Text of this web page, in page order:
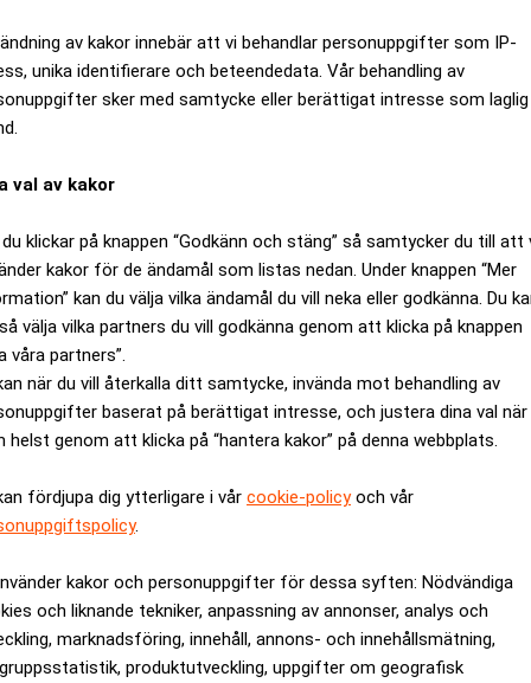
av kakor innebär att vi behandlar personuppgifter som IP-
unika identifierare och beteendedata. Vår behandling av
sker med samtycke eller berättigat intresse som laglig
val av kakor
klickar på knappen “Godkänn och stäng” så samtycker du till att
kakor för de ändamål som listas nedan. Under knappen “Mer
kan du välja vilka ändamål du vill neka eller godkänna. Du
välja vilka partners du vill godkänna genom att klicka på knappen
våra partners”.
när du vill återkalla ditt samtycke, invända mot behandling av
baserat på berättigat intresse, och justera dina val när
helst genom att klicka på “hantera kakor” på denna webbplats.
fördjupa dig ytterligare i vår cookie-policyoch vår
.
kakor och personuppgifter för dessa syften: Nödvändiga
och liknande tekniker, anpassning av annonser, analys och
marknadsföring, innehåll, annons- och innehållsmätning,
produktutveckling, uppgifter om geografisk
ska enligt Kinnevik ske vid en extra bolagsstämma och
i ett pressmeddelande.
sammansättning av Kinneviks portfölj. Målsättningen
sin utdelningspolicy. Tidigare har denna byggt på årliga
på värdestegringar och ska ske som extrautdelningar.
30 år sedan och noterades på Nasdaq Stockholm
är kostnadsfritt: